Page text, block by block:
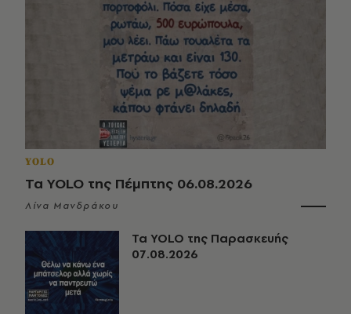
YOLO
Τα YOLO της Πέμπτης 06.08.2026
Λίνα Μανδράκου
Τα YOLO της Παρασκευής
07.08.2026